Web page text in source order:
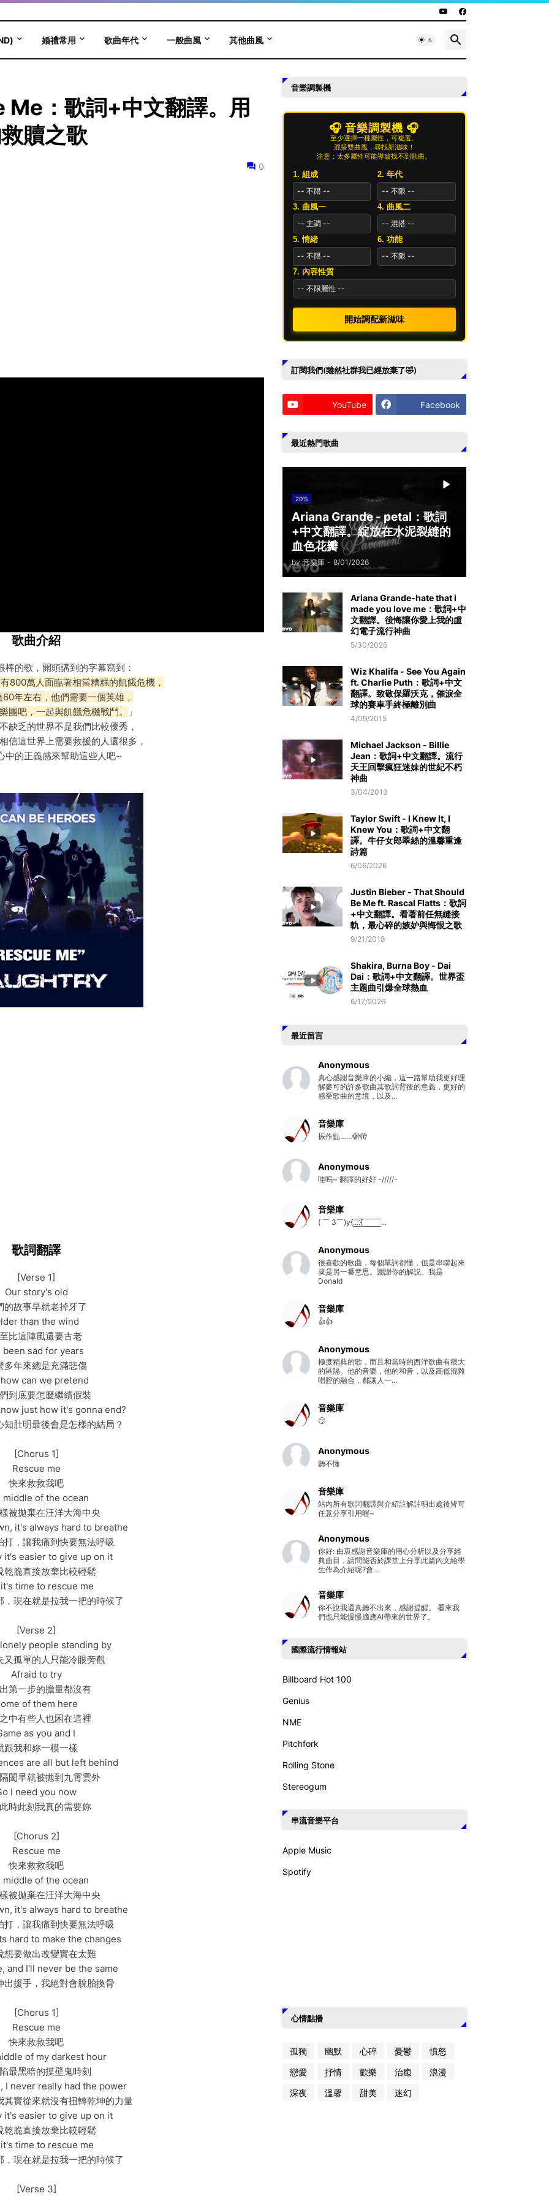
婚禮常用 歌曲年代 一般曲風 其他曲風
：歌詞+中文翻譯。用
贖之歌
0
歌曲介紹
的歌，開頭講到的字幕寫到：
800萬人面臨著相當糟糕的飢餓危機，
年左右，他們需要一個英雄，
團吧，一起與飢餓危機戰鬥。
」
缺乏的世界不是我們比較優秀，
信這世界上需要救援的人還很多，
中的正義感來幫助這些人吧~
歌詞翻譯
[Verse 1]
Our story's old
的故事早就老掉牙了
than the wind
比這陣風還要古老
been sad for years
多年來總是充滿悲傷
can we pretend
到底要怎麼繼續假裝
just how it's gonna end?
知肚明最後會是怎樣的結局？
[Chorus 1]
Rescue me
快來救救我吧
middle of the ocean
被拋棄在汪洋大海中央
it's always hard to breathe
打，讓我痛到快要無法呼吸
it's easier to give up on it
乾脆直接放棄比較輕鬆
time to rescue me
，現在就是拉我一把的時候了
[Verse 2]
people standing by
又孤單的人只能冷眼旁觀
Afraid to try
第一步的膽量都沒有
of them here
中有些人也困在這裡
as you and I
跟我和妳一模一樣
are all but left behind
閡早就被拋到九霄雲外
I need you now
時此刻我真的需要妳
[Chorus 2]
Rescue me
快來救救我吧
middle of the ocean
被拋棄在汪洋大海中央
it's always hard to breathe
打，讓我痛到快要無法呼吸
hard to make the changes
想要做出改變實在太難
and I'll never be the same
出援手，我絕對會脫胎換骨
[Chorus 1]
Rescue me
快來救救我吧
of my darkest hour
最黑暗的摸壁鬼時刻
I never really had the power
其實從來就沒有扭轉乾坤的力量
it's easier to give up on it
乾脆直接放棄比較輕鬆
time to rescue me
，現在就是拉我一把的時候了
[Verse 3]
音樂調製機
🎧 音樂調製機 🎧
至少選擇一種屬性，可複選。
混搭雙曲風，尋找新滋味！
注意：太多屬性可能導致找不到歌曲。
1. 組成 2. 年代
3. 曲風一 4. 曲風二
5. 情緒 6. 功能
7. 內容性質
開始調配新滋味
訂閱我們(雖然社群我已經放棄了🤣)
YouTube Facebook
最近熱門歌曲
20'S
Ariana Grande - petal：歌詞
+中文翻譯。綻放在水泥裂縫的
血色花瓣
by 音樂庫 - 8/01/2026
Ariana Grande-hate that i
made you love me：歌詞+中
文翻譯。後悔讓你愛上我的虛
幻電子流行神曲
5/30/2026
Wiz Khalifa - See You Again
ft. Charlie Puth：歌詞+中文
翻譯。致敬保羅沃克，催淚全
球的賽車手終極離別曲
4/09/2015
Michael Jackson - Billie
Jean：歌詞+中文翻譯。流行
天王回擊瘋狂迷妹的世紀不朽
神曲
3/04/2013
Taylor Swift - I Knew It, I
Knew You：歌詞+中文翻
譯。牛仔女郎翠絲的溫馨重逢
詩篇
6/06/2026
Justin Bieber - That Should
Be Me ft. Rascal Flatts：歌詞
+中文翻譯。看著前任無縫接
軌，最心碎的嫉妒與悔恨之歌
9/21/2018
Shakira, Burna Boy - Dai
Dai：歌詞+中文翻譯。世界盃
主題曲引爆全球熱血
6/17/2026
最近留言
Anonymous
真心感謝音樂庫的小編，這一路幫助我更好理
解麥可的許多歌曲其歌詞背後的意義，更好的
感受歌曲的意境，以及...
音樂庫
振作點……🫣🫣
Anonymous
哇嗚~ 翻譯的好好 -/////-
音樂庫
( ￣ 3￣)y{:̲̅:̲̅:̲̅:̲̅{ ̲̅ ̲̅ ̲̅ ̲̅ ̲̅ ̲̅ ̲̅ ̲̅ ̲̅ ...
Anonymous
很喜歡的歌曲，每個單詞都懂，但是串聯起來
就是另一番意思。謝謝你的解説。我是
Donald
音樂庫
👍👍
Anonymous
極度精典的歌，而且和當時的西洋歌曲有很大
的區隔。他的音樂，他的和音，以及高低混雜
唱腔的融合，都讓人一...
音樂庫
🙄
Anonymous
聽不懂
音樂庫
站內所有歌詞翻譯與介紹註解註明出處後皆可
任意分享引用喔~
Anonymous
你好: 由衷感謝音樂庫的用心分析以及分享經
典曲目，請問能否於課堂上分享此篇內文給學
生作為介紹呢?會...
音樂庫
你不說我還真聽不出來，感謝提醒。 看來我
們也只能慢慢適應AI帶來的世界了。
國際流行情報站
Billboard Hot 100
Genius
NME
Pitchfork
Rolling Stone
Stereogum
串流音樂平台
Apple Music
Spotify
心情點播
孤獨 幽默 心碎 憂鬱
憤怒
戀愛
抒情 歡樂 治癒
浪漫
深夜
溫馨 甜美 迷幻